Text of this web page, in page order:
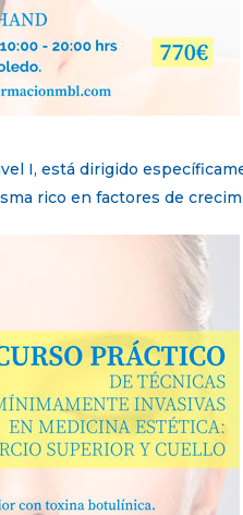
I, está dirigido
rico en factores de